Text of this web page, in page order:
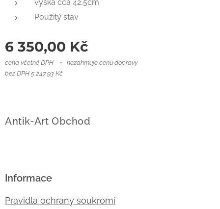
výška cca 42,5cm
Použitý stav
6 350,00 Kč
cena včetně DPH
nezahrnuje cenu dopravy
bez DPH 5 247,93 Kč
Antik-Art Obchod
Informace
Pravidla ochrany soukromí